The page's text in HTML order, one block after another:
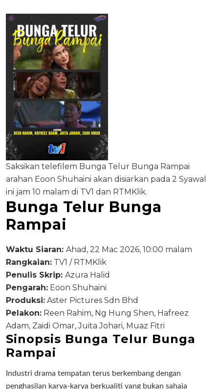
Saksikan telefilem Bunga Telur Bunga Rampai
arahan Eoon Shuhaini akan disiarkan pada 2 Syawal
ini jam 10 malam di TV1 dan RTMKlik.
Bunga Telur Bunga
Rampai
Waktu Siaran: Ahad, 22 Mac 2026, 10:00 malam
Rangkaian: TV1 / RTMKlik
Penulis Skrip: Azura Halid
Pengarah: Eoon Shuhaini
Produksi: Aster Pictures Sdn Bhd
Pelakon: Reen Rahim, Ng Hung Shen, Hafreez
Adam, Zaidi Omar, Juita Johari, Muaz Fitri
Sinopsis Bunga Telur Bunga
Rampai
Industri drama tempatan terus berkembang dengan
penghasilan karya-karya berkualiti yang bukan sahaja